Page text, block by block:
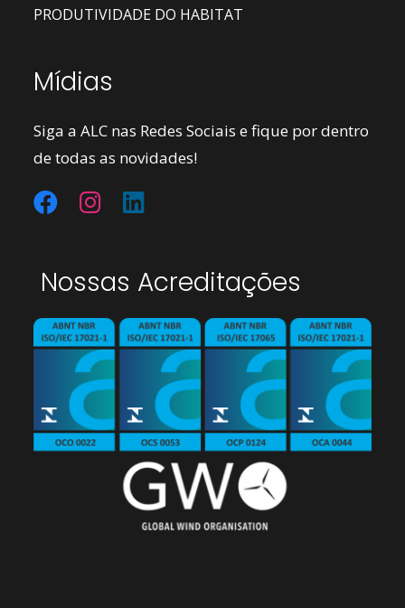
PRODUTIVIDADE DO HABITAT
Mídias
Siga a ALC nas Redes Sociais e fique por dentro
de todas as novidades!
Nossas Acreditações